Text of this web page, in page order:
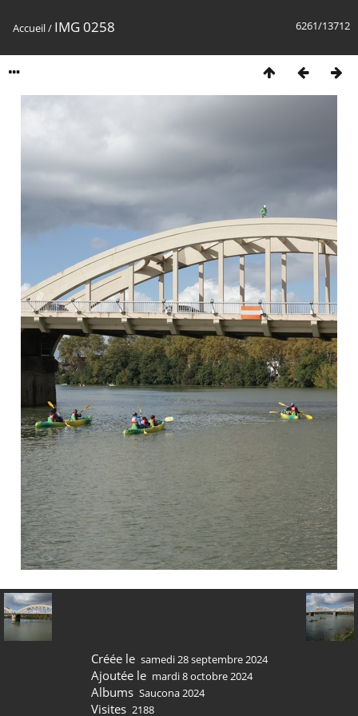
6261/13712
Accueil/ IMG 0258
Créée le samedi 28 septembre 2024
Ajoutée le mardi 8 octobre 2024
Albums Saucona 2024
Visites 2188